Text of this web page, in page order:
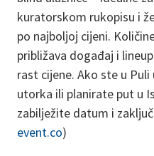
kuratorskom rukopisu i
po najboljoj cijeni.
približava događaj i
rast cijene. Ako ste u
utorka ili planirate put u
zabilježite datum i
event.co)